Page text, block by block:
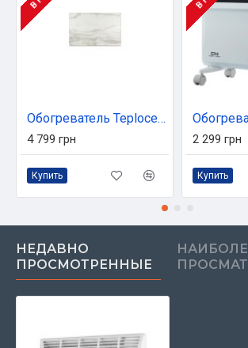
Обогреватель Teploceramic TCM-RA750-692239
4 799 грн
Купить
2 299 грн
Купить
НЕДАВНО
ПРОСМОТРЕННЫЕ